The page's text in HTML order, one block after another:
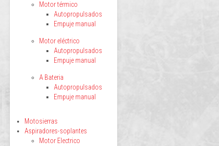
Motor térmico
Autopropulsados
Empuje manual
Motor eléctrico
Autopropulsados
Empuje manual
A Bateria
Autopropulsados
Empuje manual
Motosierras
Aspiradores-soplantes
Motor Electrico